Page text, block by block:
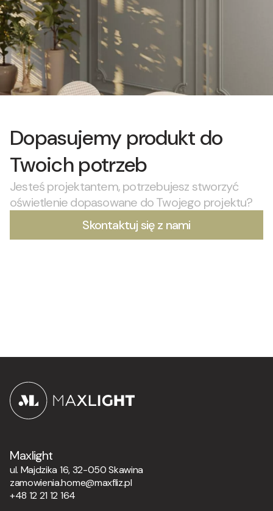
Dopasujemy produkt do
Twoich potrzeb
Jesteś projektantem, potrzebujesz stworzyć
oświetlenie dopasowane do Twojego projektu?
Skontaktuj się z nami
Maxlight
ul. Majdzika 16, 32-050 Skawina
zamowienia.home@maxfliz.pl
+48 12 21 12 164